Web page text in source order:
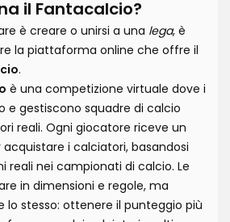
il Fantacalcio?
è creare o unirsi a una lega, è
la piattaforma online che offre il
.
è una competizione virtuale dove i
e gestiscono squadre di calcio
reali. Ogni giocatore riceve un
i calciatori, basandosi
reali nei campionati di calcio. Le
in dimensioni e regole, ma
lo stesso: ottenere il punteggio più